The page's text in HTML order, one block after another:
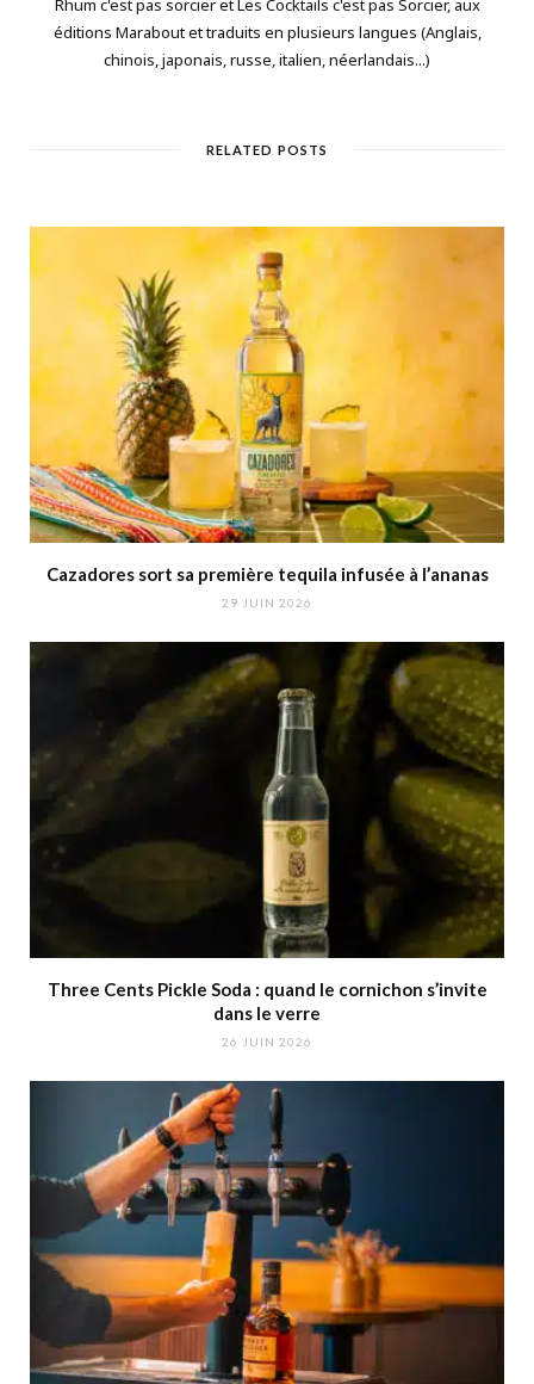
Rhum c'est pas sorcier et Les Cocktails c'est pas Sorcier, aux
éditions Marabout et traduits en plusieurs langues (Anglais,
chinois, japonais, russe, italien, néerlandais...)
RELATED POSTS
Cazadores sort sa première tequila infusée à l’ananas
29 JUIN 2026
Three Cents Pickle Soda : quand le cornichon s’invite
dans le verre
26 JUIN 2026